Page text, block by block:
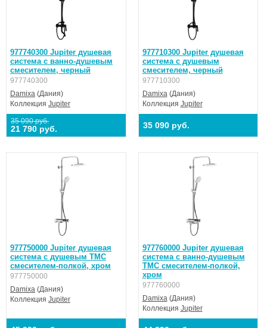
977740300 Jupiter душевая
система с ванно-душевым
смесителем, черный
977740300
Damixa (Дания)
Коллекция Jupiter
35 090 руб.
21 790 руб.
977710300 Jupiter душевая
система с душевым
смесителем, черный
977710300
Damixa(Дания)
Коллекция Jupiter
35 090 руб.
977750000 Jupiter душевая
система с душевым ТМС
смесителем-полкой, хром
977750000
Damixa (Дания)
Коллекция Jupiter
977760000 Jupiter душевая
система с ванно-душевым
ТМС смесителем-полкой,
хром
977760000
Damixa(Дания)
Коллекция Jupiter